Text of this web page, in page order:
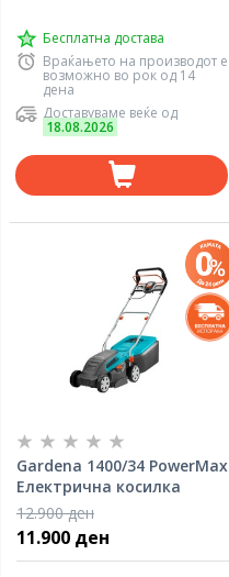
Бесплатна достава
Враќањето на производот е
возможно во рок од 14
дена
Доставуваме веќе од
18.08.2026
Gardena 1400/34 PowerMax
Електрична косилка
1400W
12.900 ден
11.900 ден